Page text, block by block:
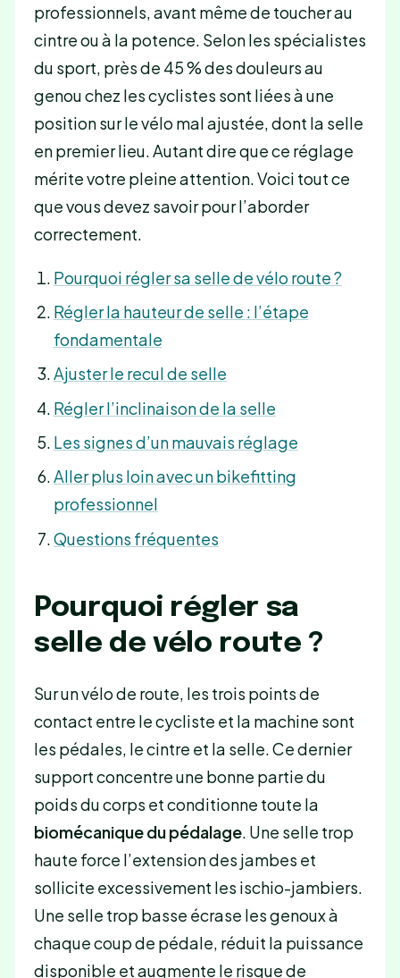
professionnels, avant même de toucher au
cintre ou à la potence. Selon les spécialistes
du sport, près de 45 % des douleurs au
genou chez les cyclistes sont liées à une
position sur le vélo mal ajustée, dont la selle
en premier lieu. Autant dire que ce réglage
mérite votre pleine attention. Voici tout ce
que vous devez savoir pour l’aborder
correctement.
Pourquoi régler sa selle de vélo route ?
Régler la hauteur de selle : l’étape
fondamentale
Ajuster le recul de selle
Régler l’inclinaison de la selle
Les signes d’un mauvais réglage
Aller plus loin avec un bikefitting
professionnel
Questions fréquentes
Pourquoi régler sa
selle de vélo route ?
Sur un vélo de route, les trois points de
contact entre le cycliste et la machine sont
les pédales, le cintre et la selle. Ce dernier
support concentre une bonne partie du
poids du corps et conditionne toute la
biomécanique du pédalage. Une selle trop
haute force l’extension des jambes et
sollicite excessivement les ischio-jambiers.
Une selle trop basse écrase les genoux à
chaque coup de pédale, réduit la puissance
disponible et augmente le risque de